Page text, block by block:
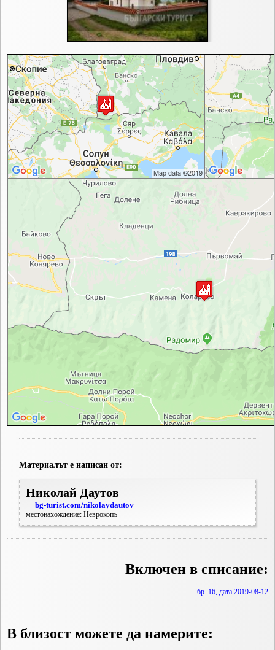
Материалът е написан от:
Николай Даутов
bg-turist.com/nikolaydautov
местонахождение: Неврокопъ
Включен в списание:
бр. 16, дата 2019-08-12
В близост можете да намерите: